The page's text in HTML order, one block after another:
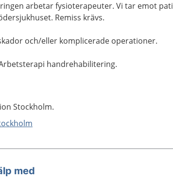
arbetar fysioterapeuter. Vi tar emot
Remiss krävs.
och/eller komplicerade operationer.
handrehabilitering.
Stockholm.
med